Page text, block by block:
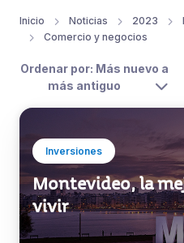
Inicio Noticias 2023
Comercio y negocios
Ordenar por: Más nuevo a
más antiguo
Inversiones
Montevideo, la
vivir